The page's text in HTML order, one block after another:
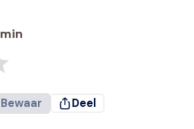
min
Bewaar Deel